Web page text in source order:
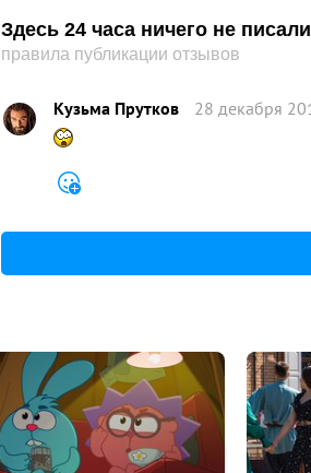
Здесь 24 часа ничего не
правила публикации отзывов
Кузьма Прутков 28 декабря